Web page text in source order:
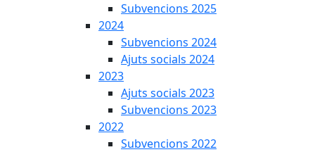
Subvencions 2025
2024
Subvencions 2024
Ajuts socials 2024
2023
Ajuts socials 2023
Subvencions 2023
2022
Subvencions 2022